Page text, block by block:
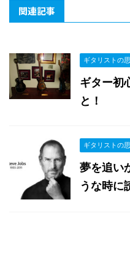
関連記事
ギタリストの
ギター初
と！
ギタリストの
夢を追い
うな時に